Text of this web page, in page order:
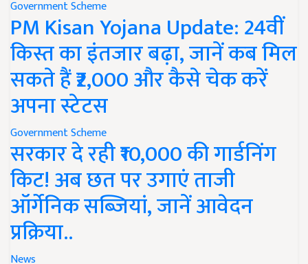
Government Scheme
PM Kisan Yojana Update: 24वीं
किस्त का इंतजार बढ़ा, जानें कब मिल
सकते हैं ₹2,000 और कैसे चेक करें
अपना स्टेटस
Government Scheme
सरकार दे रही ₹10,000 की गार्डनिंग
किट! अब छत पर उगाएं ताजी
ऑर्गेनिक सब्जियां, जानें आवेदन
प्रक्रिया..
News